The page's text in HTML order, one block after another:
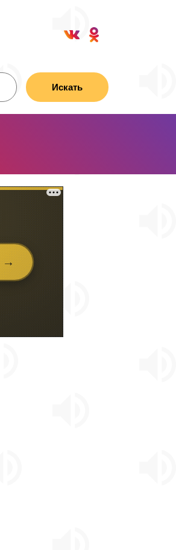
Искать